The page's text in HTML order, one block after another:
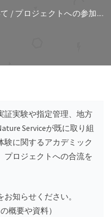
/ プロジェクトへの参加....
証実験や指定管理、地方
Serviceが既に取り組
験に関するアカデミック
プロジェクトへの合流を
知らせください。
概要や資料）